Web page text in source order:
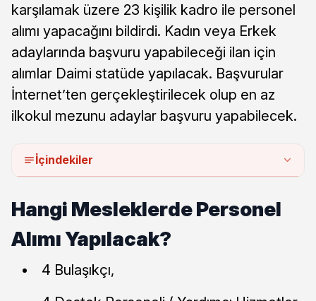
karşılamak üzere 23 kişilik kadro ile personel
alımı yapacağını bildirdi. Kadın veya Erkek
adaylarında başvuru yapabileceği ilan için
alımlar Daimi statüde yapılacak. Başvurular
İnternet’ten gerçekleştirilecek olup en az
ilkokul mezunu adaylar başvuru yapabilecek.
İçindekiler
Hangi Mesleklerde Personel
Alımı Yapılacak?
4 Bulaşıkçı,